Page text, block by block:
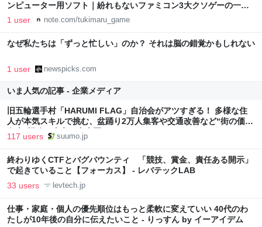
ンピューター用ソフト｜紛れもないファミコン3大クソゲーの一つ
｜つきまる / 辛口ゲームレビュアー&クリエイター
1 user note.com/tukimaru_game
なぜ私たちは「ずっと忙しい」のか？ それは脳の錯覚かもしれない
1 user newspicks.com
いま人気の記事 - 企業メディア
旧五輪選手村「HARUMI FLAG」自治会がアツすぎる！ 多様な住
人が本気スキルで挑む、盆踊り2万人集客や交通改善など“街の価値
向上”戦略 東京・中央区
117 users suumo.jp
終わりゆくCTFとバグバウンティ 「競技、賞金、責任ある開示」
で起きていること【フォーカス】 - レバテックLAB
33 users levtech.jp
仕事・家庭・個人の優先順位はもっと柔軟に変えていい 40代のわ
たしが10年後の自分に伝えたいこと - りっすん by イーアイデム